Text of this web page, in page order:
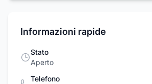
Informazioni rapide
Stato
Aperto
Telefono